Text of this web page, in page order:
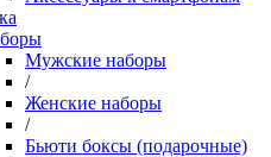
Мужские наборы
/
Женские наборы
/
Бьюти боксы (подарочные)